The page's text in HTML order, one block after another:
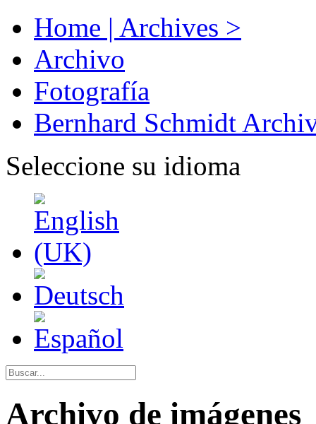
Home | Archives >
Archivo
Fotografía
Bernhard Schmidt
Seleccione su idioma
Archivo de imágenes